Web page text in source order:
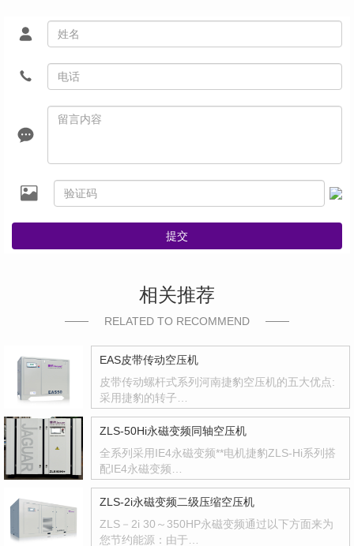
提交
相关推荐
RELATED TO RECOMMEND
EAS皮带传动空压机
皮带传动螺杆式系列河南捷豹空压机的五大优点:
采用捷豹的转子…
ZLS-50Hi永磁变频同轴空压机
全系列采用IE4永磁变频**电机捷豹ZLS-Hi系列搭
配IE4永磁变频…
ZLS-2i永磁变频二级压缩空压机
ZLS－2i 30～350HP永磁变频通过以下方面来为
您节约能源：由于…